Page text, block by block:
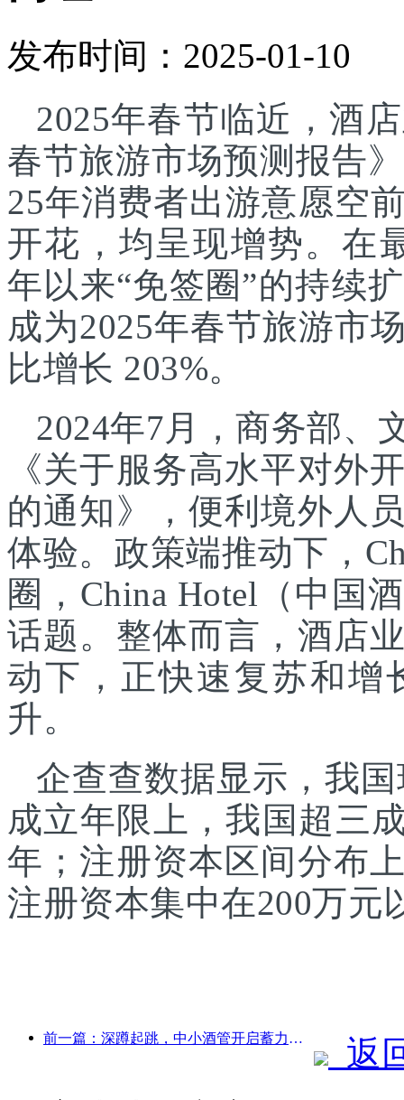
发布时间：2025-01-10
2025年春节临近，酒
春节旅游市场预测报告
25年消费者出游意愿空
开花，均呈现增势。在
年以来“免签圈”的持续
成为2025年春节旅游市
比增长 203%。
2024年7月，商务部、
《关于服务高水平对外
的通知》，便利境外人
体验。政策端推动下，
圈，China Hotel（中国
话题。整体而言，酒店
动下，正快速复苏和增
升。
企查查数据显示，我
成立年限上，我国超三
年；注册资本区间分布
注册资本集中在200万元
前一篇：深蹲起跳，中小酒管开启蓄力新征程
返